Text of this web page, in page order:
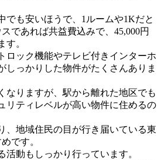
でも安いほうで、1ルームや1Kだと
であれば共益費込みで、45,000円
す。
ロック機能やテレビ付きインターホ
しっかりした物件がたくさんありま
なりますが、駅から離れた地区でも
リティレベルが高い物件に住めるの
、地域住民の目が行き届いている東
です。
活動もしっかり行っています。